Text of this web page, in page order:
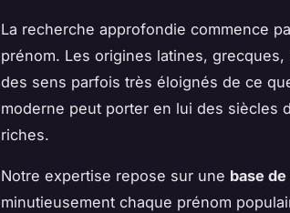
La recherche approfondie commence
prénom. Les origines latines,
des sens parfois très éloignés de ce
moderne peut porter en lui des siècles
riches.
Notre expertise repose sur une base
minutieusement chaque prénom